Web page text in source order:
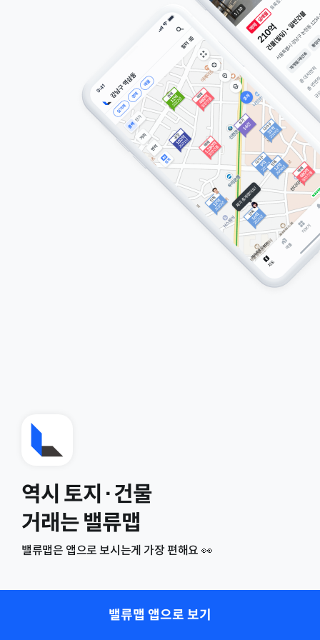
역시 토지·건물
거래는 밸류맵
밸류맵은 앱으로 보시는게 가장 편해요 👀
밸류맵 앱으로 보기